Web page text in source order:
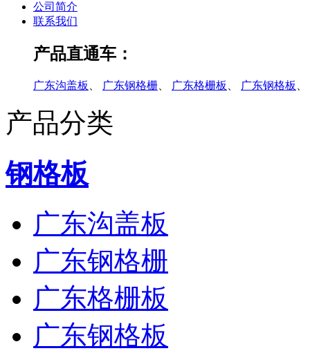
公司简介
联系我们
产品直通车：
广东沟盖板 广东钢格栅 广东格栅板 广东钢格板
产品分类
钢格板
广东沟盖板
广东钢格栅
广东格栅板
广东钢格板